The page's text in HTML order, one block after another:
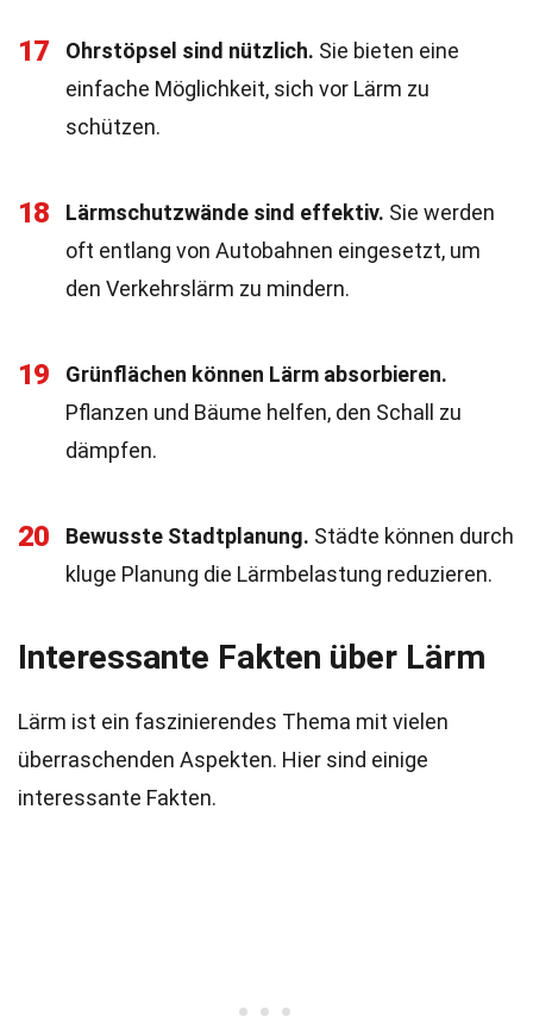
17 Ohrstöpsel sind nützlich. Sie bieten eine
einfache Möglichkeit, sich vor Lärm zu
schützen.
18 Lärmschutzwände sind effektiv. Sie werden
oft entlang von Autobahnen eingesetzt, um
den Verkehrslärm zu mindern.
19
Grünflächen können Lärm absorbieren.
Pflanzen und Bäume helfen, den Schall zu
dämpfen.
20 Bewusste Stadtplanung. Städte können durch
kluge Planung die Lärmbelastung reduzieren.
Interessante Fakten über Lärm
Lärm ist ein faszinierendes Thema mit vielen
überraschenden Aspekten. Hier sind einige
interessante Fakten.